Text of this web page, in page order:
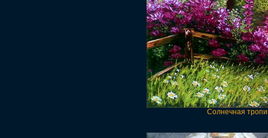
Солнечная